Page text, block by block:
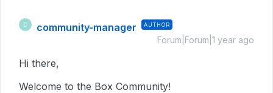
C community-manager AUTHOR
Forum|Forum|1 year ago
Hi there,
Welcome to the Box Community!